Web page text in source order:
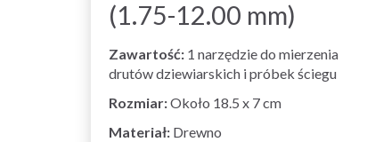
(1.75-12.00 mm)
Zawartość: 1 narzędzie do mierzenia
drutów dziewiarskich i próbek ściegu
Rozmiar:Około 18.5 x 7 cm
Materiał: Drewno